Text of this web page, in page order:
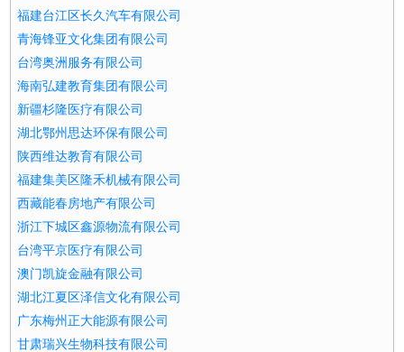
福建台江区长久汽车有限公司
青海锋亚文化集团有限公司
台湾奥洲服务有限公司
海南弘建教育集团有限公司
新疆杉隆医疗有限公司
湖北鄂州思达环保有限公司
陕西维达教育有限公司
福建集美区隆禾机械有限公司
西藏能春房地产有限公司
浙江下城区鑫源物流有限公司
台湾平京医疗有限公司
澳门凯旋金融有限公司
湖北江夏区泽信文化有限公司
广东梅州正大能源有限公司
甘肃瑞兴生物科技有限公司